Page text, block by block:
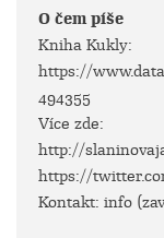
O čem píše
Kniha Kukly:
https://
494355
Více zde:
http://
https://
Kontakt: info